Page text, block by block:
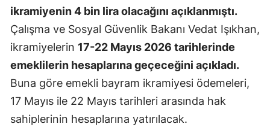
Elazığ
Erzincan
Erzurum
Eskişehir
ikramiyenin 4 bin lira olacağını açıklanmıştı.
Çalışma ve Sosyal Güvenlik Bakanı Vedat Işıkhan,
ikramiyelerin 17-22 Mayıs 2026 tarihlerinde
emeklilerin hesaplarına geçeceğini açıkladı.
Buna göre emekli bayram ikramiyesi ödemeleri,
17 Mayıs ile 22 Mayıs tarihleri arasında hak
sahiplerinin hesaplarına yatırılacak.